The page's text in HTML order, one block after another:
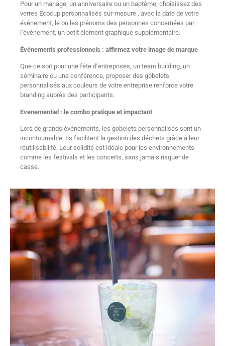
Pour un mariage, un anniversaire ou un baptême, choisissez des
verres Ecocup personnalisés sur-mesure , avec la date de votre
événement, le ou les prénoms des personnes concernées par
l’événement, un petit élement graphique supplémentaire.
Événements professionnels : affirmez votre image de marque
Que ce soit pour une fête d’entreprises, un team building, un
séminaire ou une conférence, proposer des gobelets
personnalisés aux couleurs de votre entreprise renforce votre
branding auprès des participants.
Evenementiel : le combo pratique et impactant
Lors de grands événements, les gobelets personnalisés sont un
incontournable. Ils facilitent la gestion des déchets grâce à leur
réutilisabilité. Leur solidité est idéale pour les environnements
comme les festivals et les concerts, sans jamais risquer de
casse.